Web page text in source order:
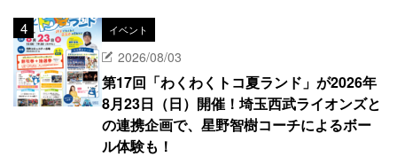
イベント
2026/08/03
第17回「わくわくトコ夏ランド」が2026年
8月23日（日）開催！埼玉西武ライオンズと
の連携企画で、星野智樹コーチによるボー
ル体験も！